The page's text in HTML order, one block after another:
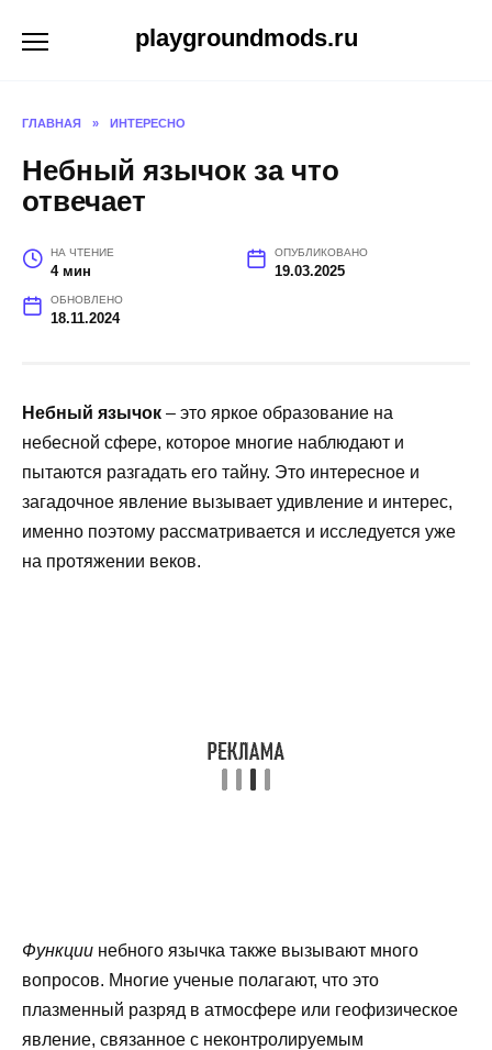
playgroundmods.ru
ГЛАВНАЯ » ИНТЕРЕСНО
Небный язычок за что
отвечает
НА ЧТЕНИЕ
4 мин
ОПУБЛИКОВАНО
19.03.2025
ОБНОВЛЕНО
18.11.2024
Небный язычок – это яркое образование на
небесной сфере, которое многие наблюдают и
пытаются разгадать его тайну. Это интересное и
загадочное явление вызывает удивление и интерес,
именно поэтому рассматривается и исследуется уже
на протяжении веков.
Функции небного язычка также вызывают много
вопросов. Многие ученые полагают, что это
плазменный разряд в атмосфере или геофизическое
явление, связанное с неконтролируемым